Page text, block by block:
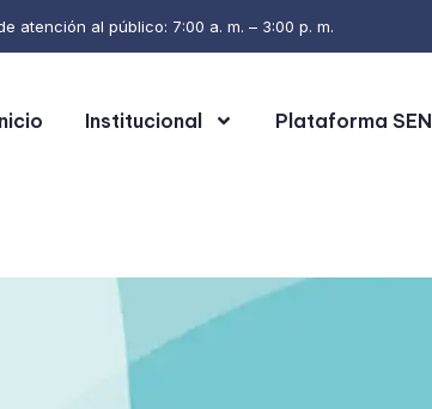
atención al público: 7:00 a. m. – 3:00 p. m.
Institucional Plataforma SEN